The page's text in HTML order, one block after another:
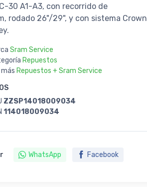
30 A1-A3, con recorrido de
rodado 26"/29", y con sistema Crown
Sram Service
Repuestos
más Repuestos + Sram Service
ZZSP14018009034
114018009034
WhatsApp Facebook